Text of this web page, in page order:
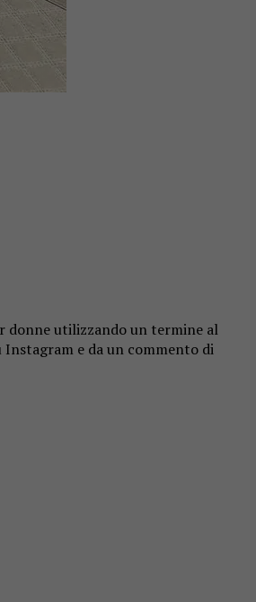
donne utilizzando un termine al
Instagram e da un commento di